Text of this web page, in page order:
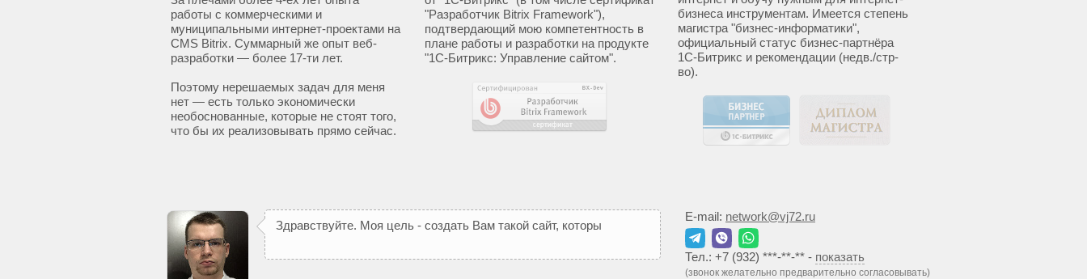
работы с коммерческими и
муниципальными интернет-проектами на
CMS Bitrix. Суммарный же опыт веб-
разработки — более 17-ти лет.
Поэтому нерешаемых задач для меня
нет — есть только экономически
необоснованные, которые не стоят того,
что бы их реализовывать прямо сейчас.
"Разработчик Bitrix Framework"),
подтвердающий мою компетентность в
плане работы и разработки на продукте
"1С-Битрикс: Управление сайтом".
бизнеса инструментам. Имеется степень
магистра "бизнес-информатики",
официальный статус бизнес-партнёра
1С-Битрикс и рекомендации (недв./стр-
во).
Здравствуйте. Моя цель - создать Вам такой сайт, которы
E-mail: network@vj72.ru
Тел.: +7 (932) ***-**-** - показать
(звонок желательно предварительно согласовывать)